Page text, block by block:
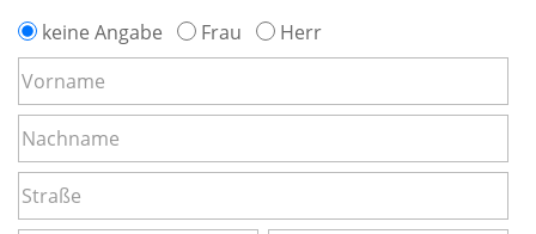
keine Angabe Frau Herr